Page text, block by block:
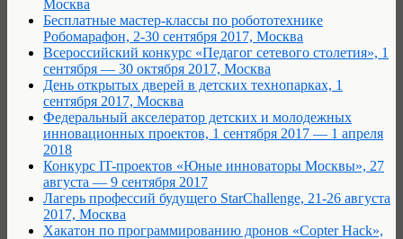
Москва
Бесплатные мастер-классы по робототехнике
Робомарафон, 2-30 сентября 2017, Москва
Всероссийский конкурс «Педагог сетевого столетия», 1
сентября — 30 октября 2017, Москва
День открытых дверей в детских технопарках, 1
сентября 2017, Москва
Федеральный акселератор детских и молодежных
инновационных проектов, 1 сентября 2017 — 1 апреля
2018
Конкурс IT-проектов «Юные инноваторы Москвы», 27
августа — 9 сентября 2017
Лагерь профессий будущего StarChallenge, 21-26 августа
2017, Москва
Хакатон по программированию дронов «Copter Hack»,